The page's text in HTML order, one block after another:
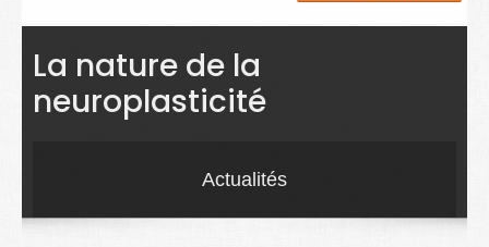
Actualités
Sciences
Droit
La nature de la
neuroplasticité
Actualités